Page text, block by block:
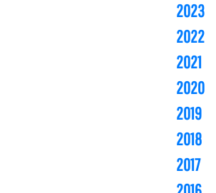
2023
2022
2021
2020
2019
2018
2017